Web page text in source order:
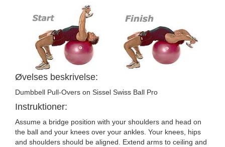
Øvelses beskrivelse:
Dumbbell Pull-Overs on Sissel Swiss Ball Pro
Instruktioner:
Assume a bridge position with your shoulders and head on
the ball and your knees over your ankles. Your knees, hips
and shoulders should be aligned. Extend arms to ceiling and